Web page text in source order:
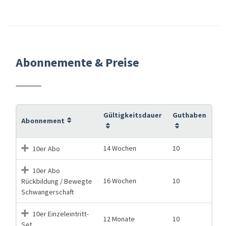
Abonnemente & Preise
Abonnement
Gültigkeitsdauer Guthaben
10er Abo 14 Wochen 10
10er Abo
Rückbildung / Bewegte
Schwangerschaft
16 Wochen 10
10er Einzeleintritt-
12 Monate 10